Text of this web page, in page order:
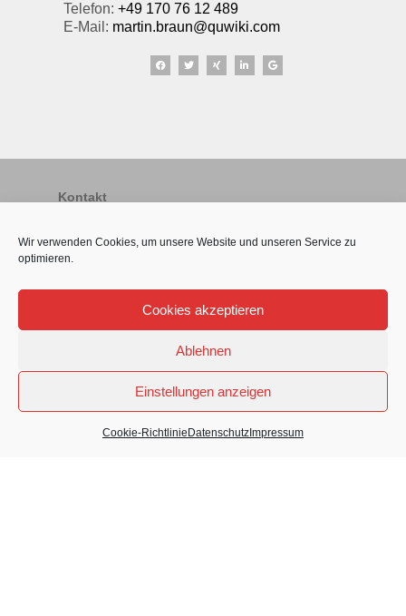
Wir verwenden Cookies, um unsere Website und unseren Service zu
optimieren.
Cookies akzeptieren
Ablehnen
Einstellungen anzeigen
Cookie-Richtlinie Datenschutz Impressum
Telefon: +49 170 76 12 489
E-Mail: martin.braun@quwiki.com
Kontakt
76229 Karlsruhe
0721 78204710
Produkte